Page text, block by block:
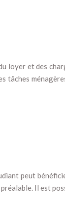
loyer et des
tâches
peut
Il est